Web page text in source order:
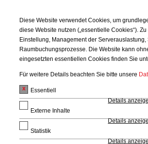
Bau 31a
Diese Website verwendet Cookies, um
diese Website nutzen („essentielle Cookies“).
Einstellung, Management der
Raumbuchungsprozesse. Die Website kann
eingesetzten essentiellen Cookies finden Sie
Für weitere Details beachten Sie bitte unsere
Essentiell
Details
Externe Inhalte
Details
Statistik
Details